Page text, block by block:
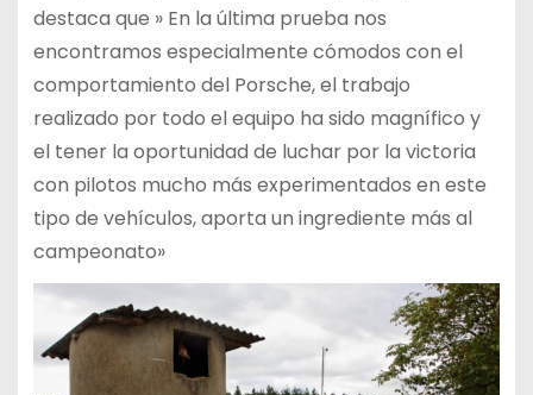
destaca que » En la última prueba nos
encontramos especialmente cómodos con el
comportamiento del Porsche, el trabajo
realizado por todo el equipo ha sido magnífico y
el tener la oportunidad de luchar por la victoria
con pilotos mucho más experimentados en este
tipo de vehículos, aporta un ingrediente más al
campeonato»